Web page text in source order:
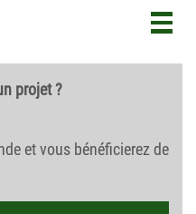
projet ?
et vous bénéficierez de